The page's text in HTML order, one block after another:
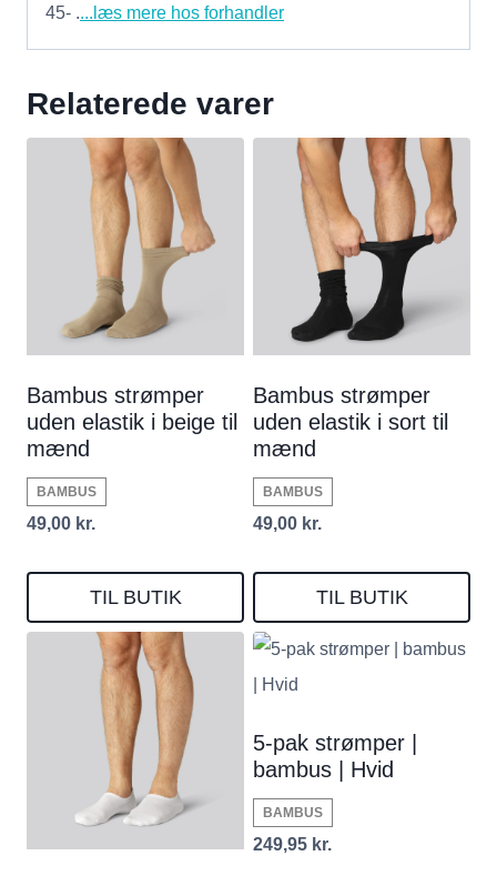
45- ....læs mere hos forhandler
Relaterede varer
Bambus strømper
uden elastik i beige til
mænd
BAMBUS
49,00 kr.
TIL BUTIK
Bambus strømper
uden elastik i sort til
mænd
BAMBUS
49,00 kr.
TIL BUTIK
5-pak strømper |
bambus | Hvid
BAMBUS
249,95 kr.